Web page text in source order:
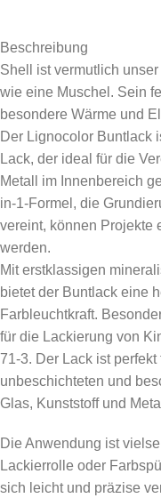
Beschreibung
Shell ist vermutlich
wie eine Muschel. Sein
besondere Wärme und
Der Lignocolor Buntlack
Lack, der ideal für die
Metall im Innenbereich
in-1-Formel, die
vereint, können Projekte
werden.
Mit erstklassigen
bietet der Buntlack eine
Farbleuchtkraft.
für die Lackierung von
71-3. Der Lack ist
unbeschichteten und
Glas, Kunststoff und
Die Anwendung ist
Lackierrolle oder
sich leicht und präzise